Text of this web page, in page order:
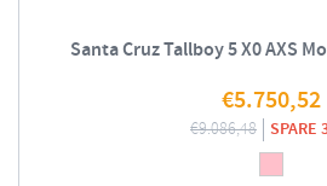
Santa Cruz Tallboy 5 X0 AXS
€5.750,52
€9.086,48 SPARE